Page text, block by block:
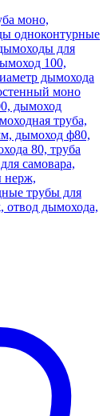
моно,
одноконтурные
для
100,
дымохода
моно
дымоход
труба,
дымоход ф80,
80, труба
самовара,
нерж,
трубы для
отвод дымохода,